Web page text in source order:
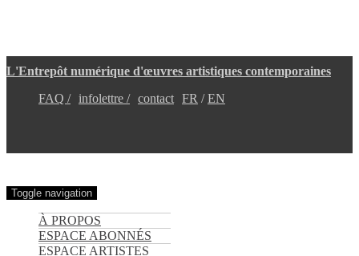
au
contenu
principal
L'Entrepôt numérique d'œuvres artistiques contemporaines
FAQ / infolettre / contact FR EN
Toggle navigation
À PROPOS
ESPACE ABONNÉS
ESPACE ARTISTES